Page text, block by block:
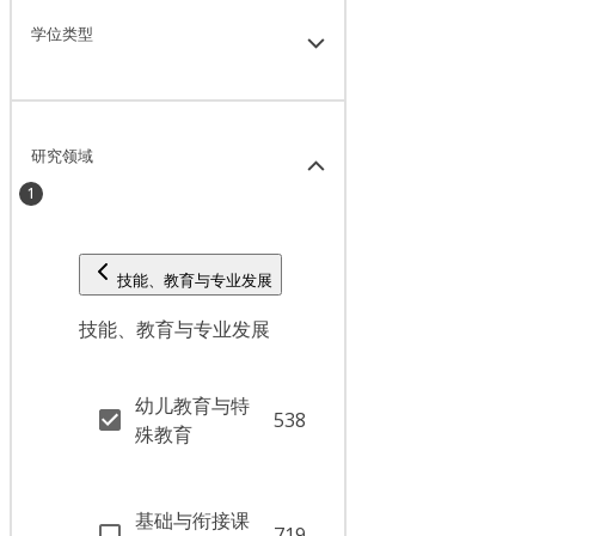
学位类型
研究领域
1
技能、教育与专业发展
技能、教育与专业发展
幼儿教育与特
殊教育
538
基础与衔接课